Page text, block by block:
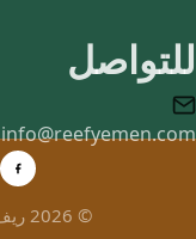
للتواصل
info@reefyemen.com
© 2026 ريف اليمن. جميع الحقوق محفوظة.